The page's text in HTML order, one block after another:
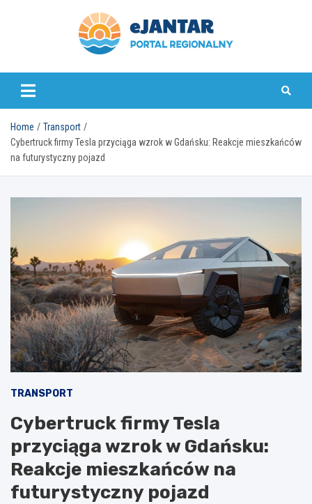
ejantar.pl
Home
Transport
Cybertruck firmy Tesla przyciąga wzrok w Gdańsku: Reakcje mieszkańców
na futurystyczny pojazd
TRANSPORT
Cybertruck firmy Tesla
przyciąga wzrok w Gdańsku:
Reakcje mieszkańców na
futurystyczny pojazd